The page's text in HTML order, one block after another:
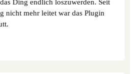
Ding endlich loszuwerden. Seit
nicht mehr leitet war das Plugin